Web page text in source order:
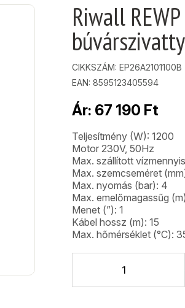
Riwall
CIKKSZÁM: EP26A2101100B
EAN: 8595123405594
Ár: 67 190 Ft
Teljesítmény (W): 1200
Motor 230V, 50Hz
Max. szállított
Max. szemcseméret
Max. nyomás (bar): 4
Max. emelőmagassűg
Menet (”): 1
Kábel hossz (m): 15
Max. hőmérséklet (°C):